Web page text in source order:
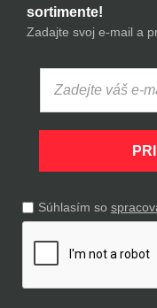
sortimente!
Zadajte svoj e-mail a
Súhlasím so